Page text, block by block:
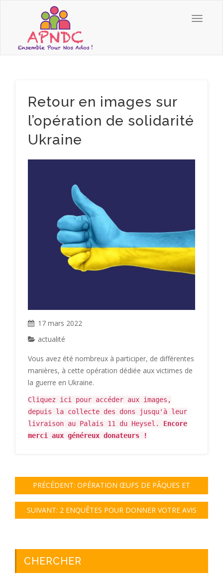
Retour en images sur
l’opération de solidarité
Ukraine
17 mars 2022
actualité
Vous avez été nombreux à participer, de différentes
manières, à cette opération dédiée aux victimes de
la guerre en Ukraine.
Cliquez ici pour accéder aux images,
depuis la collecte des dons jusqu'à leur
livraison au Palais 11 du Heysel.
Encore
merci aux généreux donateurs !
PRÉCÉDENT: OPÉRATION ŒUFS DE PÂQUES ET
OBJETS PERDUS
SUIVANT: 2 ENQUÊTES POUR DONNER VOTRE AVIS
CHERCHER